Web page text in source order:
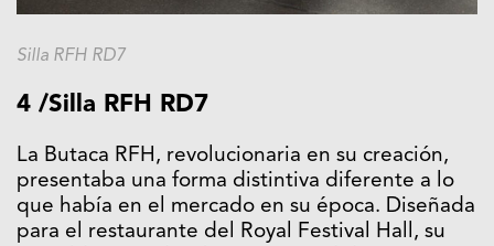
Silla RFH RD7
4 /Silla RFH RD7
La Butaca RFH, revolucionaria en su creación,
presentaba una forma distintiva diferente a lo
que había en el mercado en su época. Diseñada
para el restaurante del Royal Festival Hall, su